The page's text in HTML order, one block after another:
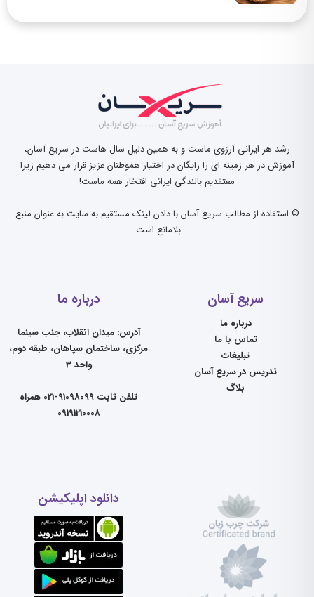
رشد هر ایرانی آرزوی ماست و به همین دلیل سال هاست در سریع آسان،
آموزش در هر زمینه ای را رایگان در اختیار هموطنان عزیز قرار می دهیم زیرا
معتقدیم بالندگی ایرانی افتخار همه ماست!
© استفاده از مطالب سریع آسان با دادن لینک مستقیم به سایت به عنوان منبع
بلامانع است.
سریع آسان
درباره ما
تماس با ما
تبلیغات
تدریس در سریع آسان
بلاگ
درباره ما
آدرس: میدان انقلاب، جنب سینما
مرکزی، ساختمان سپاهان، طبقه دوم،
واحد 3
تلفن ثابت 91098099-021 همراه
09191210008
دانلود اپلیکیشن